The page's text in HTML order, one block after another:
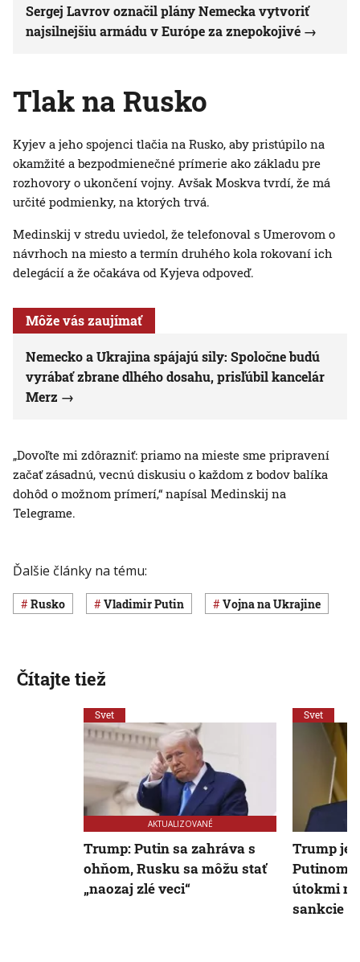
Sergej Lavrov označil plány Nemecka vytvoriť
najsilnejšiu armádu v Európe za znepokojivé
Tlak na Rusko
Kyjev a jeho spojenci tlačia na Rusko, aby pristúpilo na
okamžité a bezpodmienečné prímerie ako základu pre
rozhovory o ukončení vojny. Avšak Moskva tvrdí, že má
určité podmienky, na ktorých trvá.
Medinskij v stredu uviedol, že telefonoval s Umerovom o
návrhoch na miesto a termín druhého kola rokovaní ich
delegácií a že očakáva od Kyjeva odpoveď.
Môže vás zaujímať
Nemecko a Ukrajina spájajú sily: Spoločne budú
vyrábať zbrane dlhého dosahu, prisľúbil kancelár
Merz
„Dovoľte mi zdôrazniť: priamo na mieste sme pripravení
začať zásadnú, vecnú diskusiu o každom z bodov balíka
dohôd o možnom prímerí,“ napísal Medinskij na
Telegrame.
Ďalšie články na tému:
Rusko Vladimir Putin vojna na Ukrajine
Čítajte tiež
Svet
AKTUALIZOVANÉ
Trump: Putin sa zahráva s
ohňom, Rusku sa môžu stať
„naozaj zlé veci“
Svet
Trump je
Putinom
útokmi
sankcie